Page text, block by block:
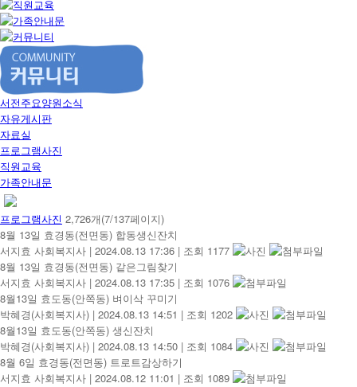
서전주요양원소식
자유게시판
자료실
프로그램사진
직원교육
가족안내문
프로그램사진 2,726개(7/137페이지)
8월 13일 효경동(전면동) 합동생신잔치
서지효 사회복지사 | 2024.08.13 17:36 | 조회 1177
8월 13일 효경동(전면동) 같은그림찾기
서지효 사회복지사 | 2024.08.13 17:35 | 조회 1076
8월13일 효도동(안쪽동) 벼이삭 꾸미기
박혜경(사회복지사) | 2024.08.13 14:51 | 조회 1202
8월13일 효도동(안쪽동) 생신잔치
박혜경(사회복지사) | 2024.08.13 14:50 | 조회 1084
8월 6일 효경동(전면동) 트로트감상하기
서지효 사회복지사 | 2024.08.12 11:01 | 조회 1089